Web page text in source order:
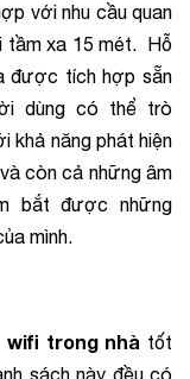
với nhu cầu quan
tầm xa 15 mét. Hỗ
được tích hợp sẵn
dùng có thể trò
khả năng phát hiện
còn cả những âm
bắt được những
mình.
wifi trong nhà tốt